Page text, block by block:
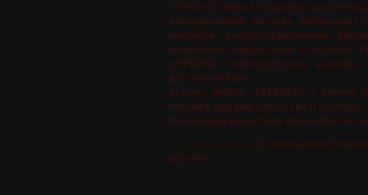
«EFFEDUE»умеют создавать
декорирования мастера используют
наиболее распространенными
выжигание, инкрустация и роспись.
«EFFEDUE» исключительно
детскую мебель.
Детская мебель «EFFEDUE»
с ранних
покажет ему мир искусства и
прекрасную атмосферу для развития
от итальянской
ребенка.